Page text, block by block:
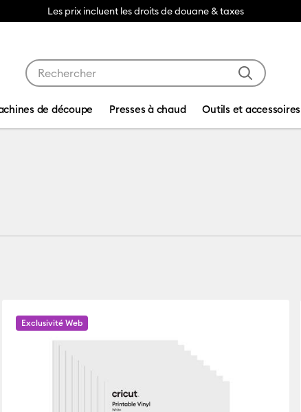
Les prix incluent les droits de douane & taxes
de découpe Presses à chaud Outils et accessoires
de couleur : Argent
Affiner par Compatibilité par machine : Cricut Explore Machines
Compatibilité par machine : Cricut Joy 2
Exclusivité Web